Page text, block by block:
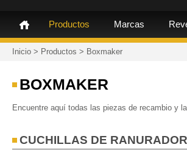
Productos Marcas
Inicio > Productos > Boxmaker
BOXMAKER
Encuentre aquí todas las piezas de recambio y
CUCHILLAS DE